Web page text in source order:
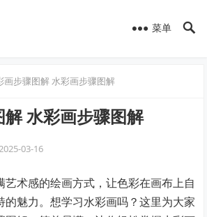
菜单
画步骤图解 水彩画步骤图解
水彩画步骤图解
03-16
艺术感的绘画方式，让色彩在画布上自
的魅力。想学习水彩画吗？这里为大家